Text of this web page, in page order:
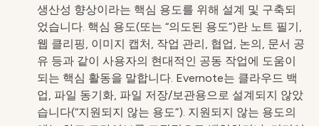
생산성 향상이라는 핵심 용도를 위해 설계 및 구축되
었습니다. 핵심 용도(또는 “의도된 용도”)란 노트 필기,
웹 클리핑, 이미지 캡처, 작업 관리, 협업, 논의, 문서 공
유 등과 같이 사용자의 현대적인 공동 작업에 도움이
되는 핵심 활동을 말합니다. Evernote는 클라우드 백
업, 파일 동기화, 파일 저장/보관용으로 설계되지 않았
습니다(“지원되지 않는 용도”). 지원되지 않는 용도의